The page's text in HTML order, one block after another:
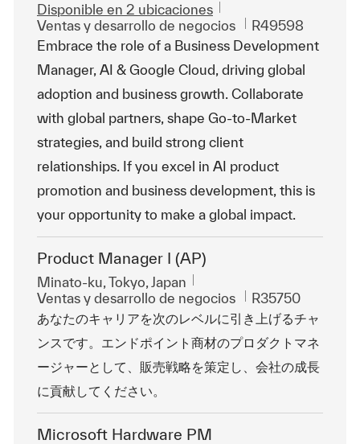
Disponible en 2 ubicaciones
Categoría
Ventas y desarrollo de negocios Id. de trabajo
R49598
Embrace the role of a Business Development
Manager, AI & Google Cloud, driving global
adoption and business growth. Collaborate
with global partners, shape Go-to-Market
strategies, and build strong client
relationships. If you excel in AI product
promotion and business development, this is
your opportunity to make a global impact.
Product Manager I (AP)
Ubicación
Minato-ku, Tokyo, Japan
Categoría
Ventas y desarrollo de negocios Id. de trabajo
R35750
あなたのキャリアを次のレベルに引き上げるチャ
ンスです。エンドポイント商材のプロダクトマネ
ージャーとして、販売戦略を策定し、会社の成長
に貢献してください。
Microsoft Hardware PM